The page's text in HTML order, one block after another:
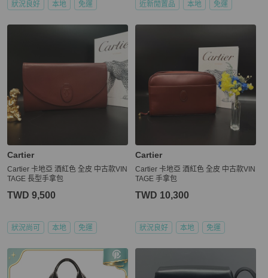
狀況良好 本地 免運 近新閒置品 本地 免運
Cartier
Cartier 卡地亞 酒紅色 全皮 中古款VIN
TAGE 長型手拿包
TWD 9,500
狀況尚可 本地 免運
Cartier
Cartier 卡地亞 酒紅色 全皮 中古款VIN
TAGE 手拿包
TWD 10,300
狀況良好 本地 免運